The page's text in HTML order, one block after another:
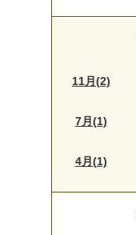
11月(2)
7月(1)
4月(1)